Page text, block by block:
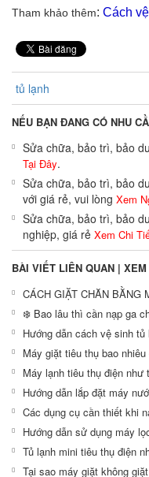
Tham khảo thêm: Cách
tủ lạnh
NẾU BẠN ĐANG CÓ NHU
Sửa chữa, bảo trì, bảo
Tại Đây.
Sửa chữa, bảo trì, bảo
với giá rẻ, vui lòng Xem
Sửa chữa, bảo trì, bảo
nghiệp, giá rẻ Xem Chi
BÀI VIẾT LIÊN QUAN | XEM
CÁCH GIẶT CHĂN BẰNG
❄️ Bao lâu thì cần nạp ga
Hướng dẫn cách vệ sinh
Máy giặt tiêu thụ bao
Máy lạnh tiêu thụ điện như
Hướng dẫn lắp đặt máy
Các dụng cụ cần thiết khi
Hướng dẫn sử dụng máy
Tủ lạnh mini tiêu thụ điện
Tại sao máy giặt không